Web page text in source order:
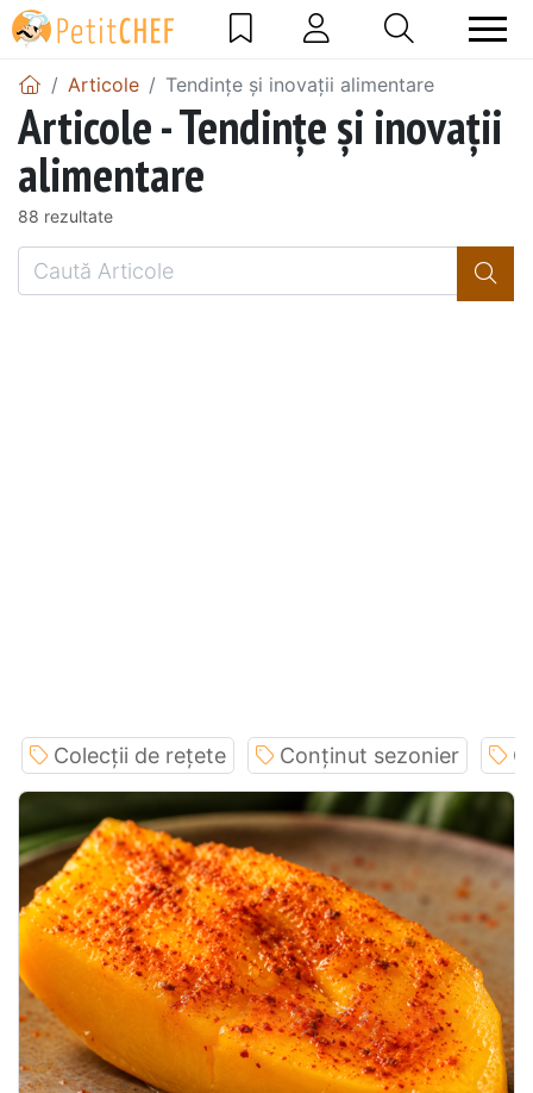
Articole Tendințe și inovații alimentare
Articole - Tendințe și inovații
alimentare
88 rezultate
Colecții de rețete Conținut sezonier